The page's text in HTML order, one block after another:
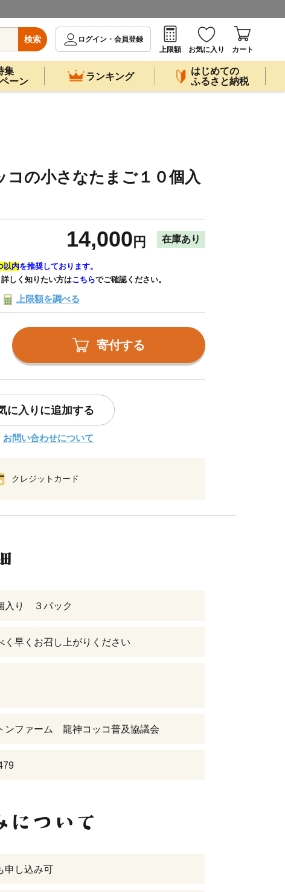
検索
ログイン・会員登録
上限額
お気に入り カート
集
ーン
ランキング
はじめての
ふるさと納税
の小さなたまご１０個入
14,000 円 在庫あり
以内を推奨しております。
しく知りたい方はこちらでご確認ください。
上限額を調べる
寄付する
に入りに追加する
お問い合わせについて
クレジットカード
入り ３パック
く早くお召し上がりください
ンファーム 龍神コッコ普及協議会
申し込み可